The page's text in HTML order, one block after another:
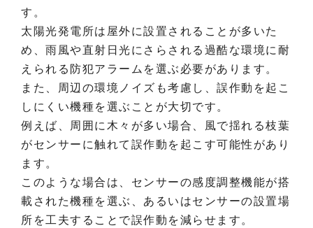
す。
太陽光発電所は屋外に設置されることが多いた
め、雨風や直射日光にさらされる過酷な環境に耐
えられる防犯アラームを選ぶ必要があります。
また、周辺の環境ノイズも考慮し、誤作動を起こ
しにくい機種を選ぶことが大切です。
例えば、周囲に木々が多い場合、風で揺れる枝葉
がセンサーに触れて誤作動を起こす可能性があり
ます。
このような場合は、センサーの感度調整機能が搭
載された機種を選ぶ、あるいはセンサーの設置場
所を工夫することで誤作動を減らせます。